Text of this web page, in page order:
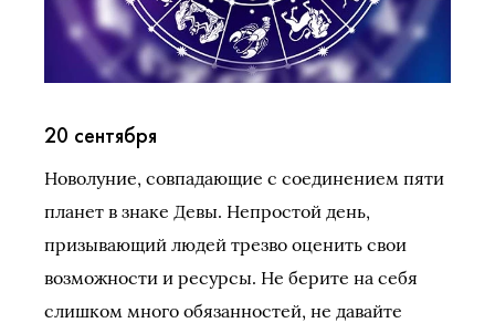
20 сентября
Новолуние, совпадающие с соединением пяти
планет в знаке Девы. Непростой день,
призывающий людей трезво оценить свои
возможности и ресурсы. Не берите на себя
слишком много обязанностей, не давайте